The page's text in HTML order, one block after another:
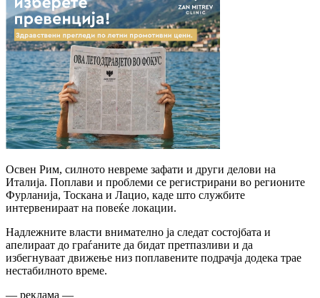
Освен Рим, силното невреме зафати и други делови на
Италија. Поплави и проблеми се регистрирани во регионите
Фурланија, Тоскана и Лацио, каде што службите
интервенираат на повеќе локации.
Надлежните власти внимателно ја следат состојбата и
апелираат до граѓаните да бидат претпазливи и да
избегнуваат движење низ поплавените подрачја додека трае
нестабилното време.
— реклама —